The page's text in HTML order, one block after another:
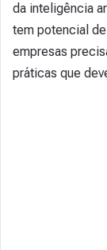
da inteligência
tem potencial
empresas
práticas que